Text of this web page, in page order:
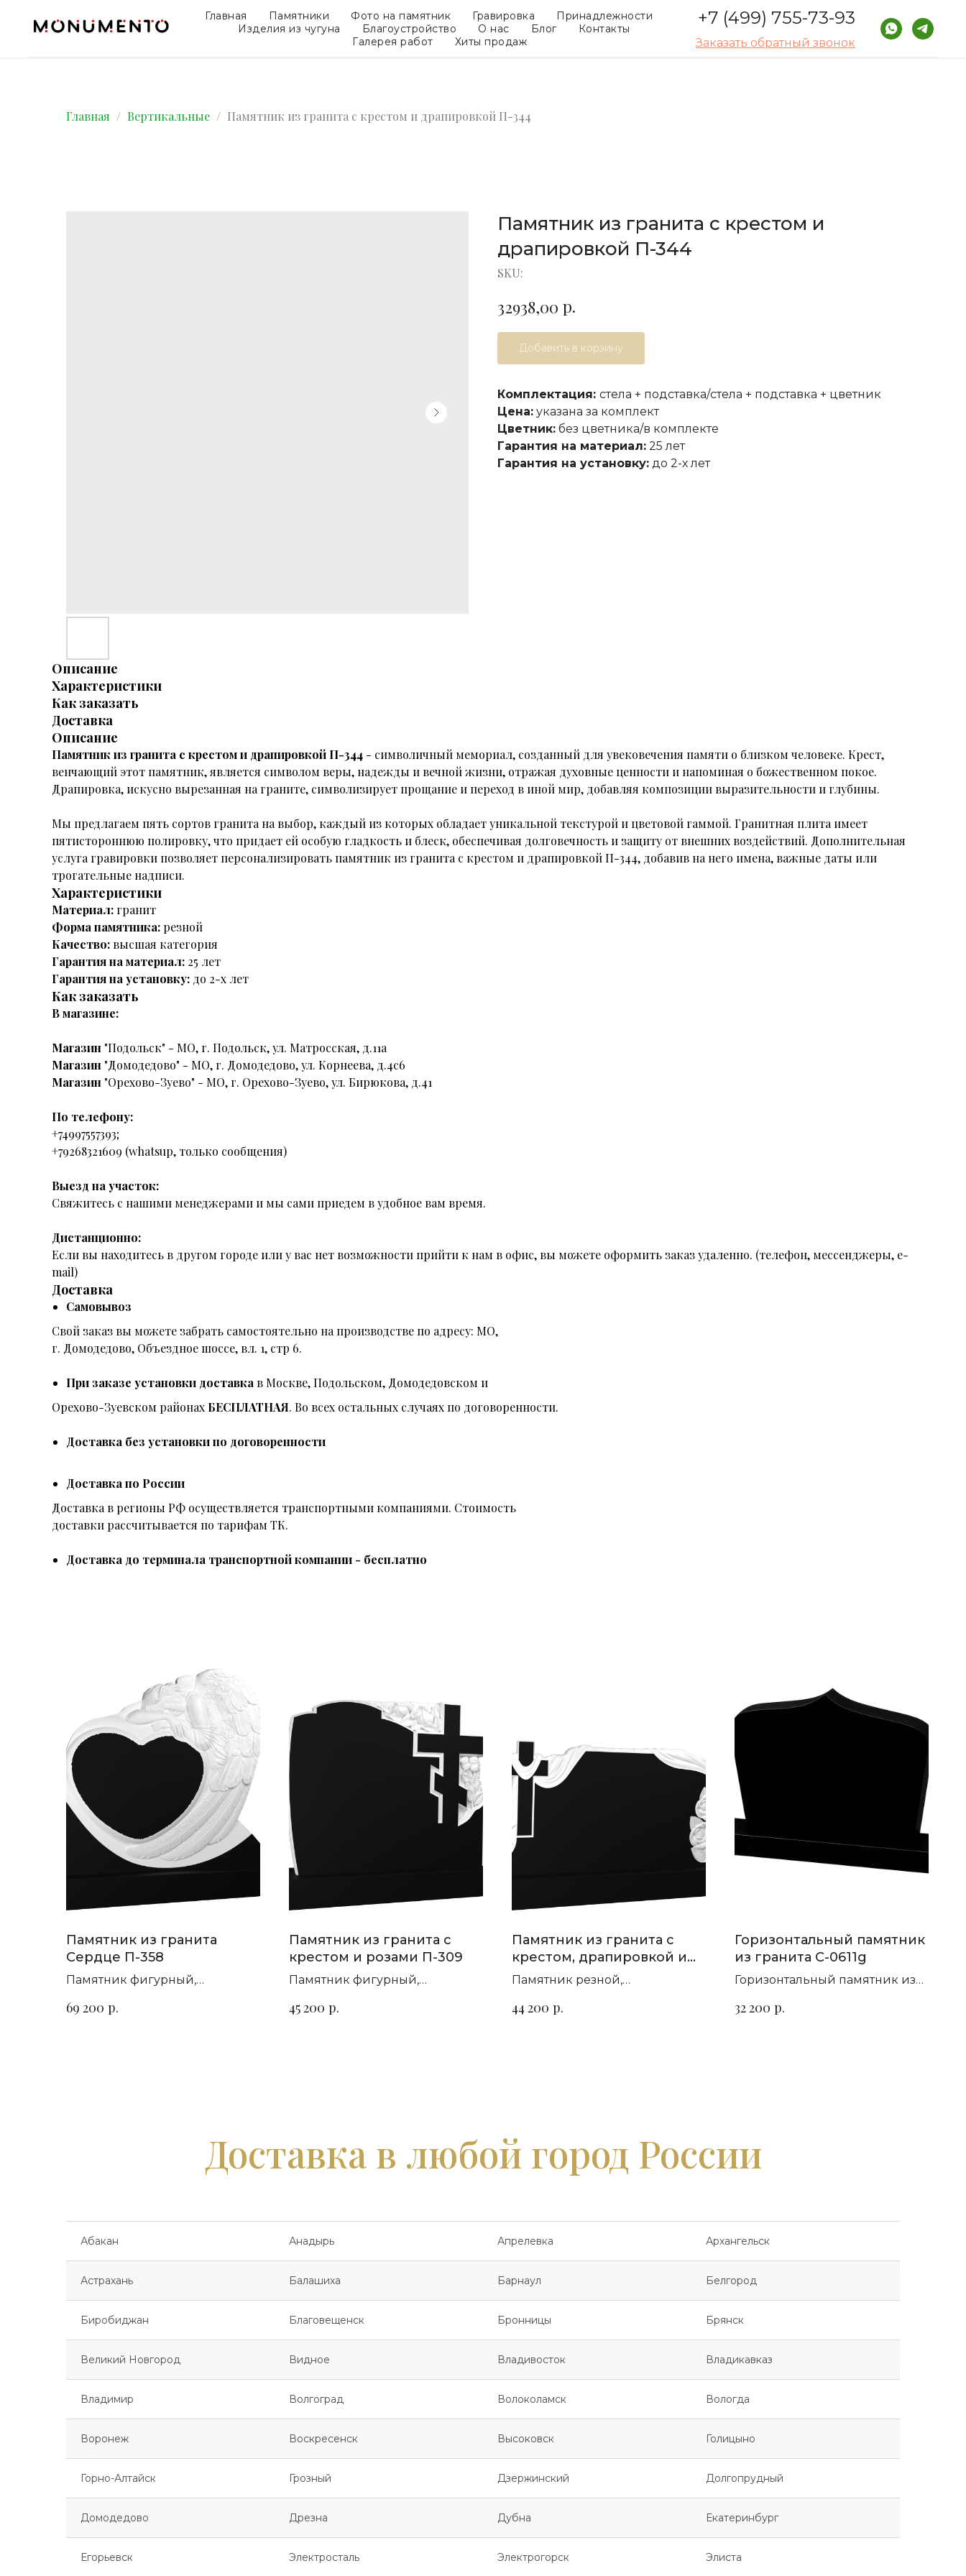
Главная Памятники Фото на памятник Гравировка
Принадлежности
Изделия из чугуна
Благоустройство О нас Блог
Контакты
Галерея работ
Хиты продаж
+7 (499) 755-73-93
Заказать обратный звонок
Главная Вертикальные Памятник из гранита с крестом и драпировкой П-344
Памятник из гранита с крестом и
драпировкой П-344
SKU:
32938,00 р.
Добавить в корзину
Комплектация: стела + подставка/стела + подставка + цветник
Цена: указана за комплект
Цветник: без цветника/в комплекте
Гарантия на материал: 25 лет
Гарантия на установку: до 2-х лет
Описание
Характеристики
Как заказать
Доставка
Описание
Памятник из гранита с крестом и драпировкой П-344 - символичный мемориал, созданный для увековечения памяти о близком человеке. Крест,
венчающий этот памятник, является символом веры, надежды и вечной жизни, отражая духовные ценности и напоминая о божественном покое.
Драпировка, искусно вырезанная на граните, символизирует прощание и переход в иной мир, добавляя композиции выразительности и глубины.
Мы предлагаем пять сортов гранита на выбор, каждый из которых обладает уникальной текстурой и цветовой гаммой. Гранитная плита имеет
пятистороннюю полировку, что придает ей особую гладкость и блеск, обеспечивая долговечность и защиту от внешних воздействий. Дополнительная
услуга гравировки позволяет персонализировать памятник из гранита с крестом и драпировкой П-344, добавив на него имена, важные даты или
трогательные надписи.
Характеристики
Материал: гранит
Форма памятника: резной
Качество: высшая категория
Гарантия на материал: 25 лет
Гарантия на установку: до 2-х лет
Как заказать
В магазине:
Магазин "Подольск" - МО, г. Подольск, ул. Матросская, д.11а
Магазин "Домодедово" - МО, г. Домодедово, ул. Корнеева, д.4с6
Магазин "Орехово-Зуево" - МО, г. Орехово-Зуево, ул. Бирюкова, д.41
По телефону:
+74997557393;
+79268321609 (whatsup, только сообщения)
Выезд на участок:
Свяжитесь с нашими менеджерами и мы сами приедем в удобное вам время.
Дистанционно:
Если вы находитесь в другом городе или у вас нет возможности прийти к нам в офис, вы можете оформить заказ удаленно. (телефон, мессенджеры, e-
mail)
Доставка
Самовывоз
Свой заказ вы можете забрать самостоятельно на производстве по адресу: МО,
г. Домодедово, Объездное шоссе, вл. 1, стр 6.
При заказе установки доставка в Москве, Подольском, Домодедовском и
Орехово-Зуевском районах БЕСПЛАТНАЯ. Во всех остальных случаях по договоренности.
Доставка без установки по договоренности
Доставка по России
Доставка в регионы РФ осуществляется транспортными компаниями. Стоимость
доставки рассчитывается по тарифам ТК.
Доставка до терминала транспортной компании - бесплатно
Памятник из гранита
Сердце П-358
Памятник фигурный,
на выбор
69 200 р.
Памятник из гранита с
крестом и розами П-309
Памятник фигурный,
на выбор
45 200 р.
Памятник из гранита с
крестом, драпировкой и
розами П-181
Памятник резной,
на выбор
44 200 р.
Горизонтальный памятник
из гранита C-0611g
Горизонтальный памятник из
захоронения
32 200 р.
Доставка в любой город России
Абакан Анадырь Апрелевка Архангельск
Астрахань Балашиха Барнаул Белгород
Биробиджан Благовещенск Бронницы Брянск
Великий Новгород Видное Владивосток Владикавказ
Владимир Волгоград Волоколамск Вологда
Воронеж Воскресенск Высоковск Голицыно
Горно-Алтайск Грозный Дзержинский Долгопрудный
Домодедово Дрезна Дубна Екатеринбург
Егорьевск Электросталь Электрогорск Элиста